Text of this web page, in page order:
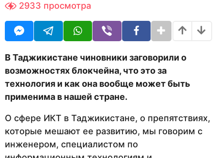
Y
O
R
е
н
а
2933 просмотра
В Таджикистане чиновники заговорили о
возможностях блокчейна, что это за
технология и как она вообще может быть
применима в нашей стране.
О сфере ИКТ в Таджикистане, о препятствиях,
которые мешают ее развитию, мы говорим с
инженером, специалистом по